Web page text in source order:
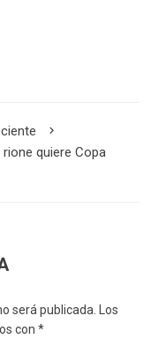
rione quiere Copa
será publicada. Los
con *